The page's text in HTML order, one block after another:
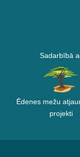
Sadarbībā
Ēdenes mežu
projekti